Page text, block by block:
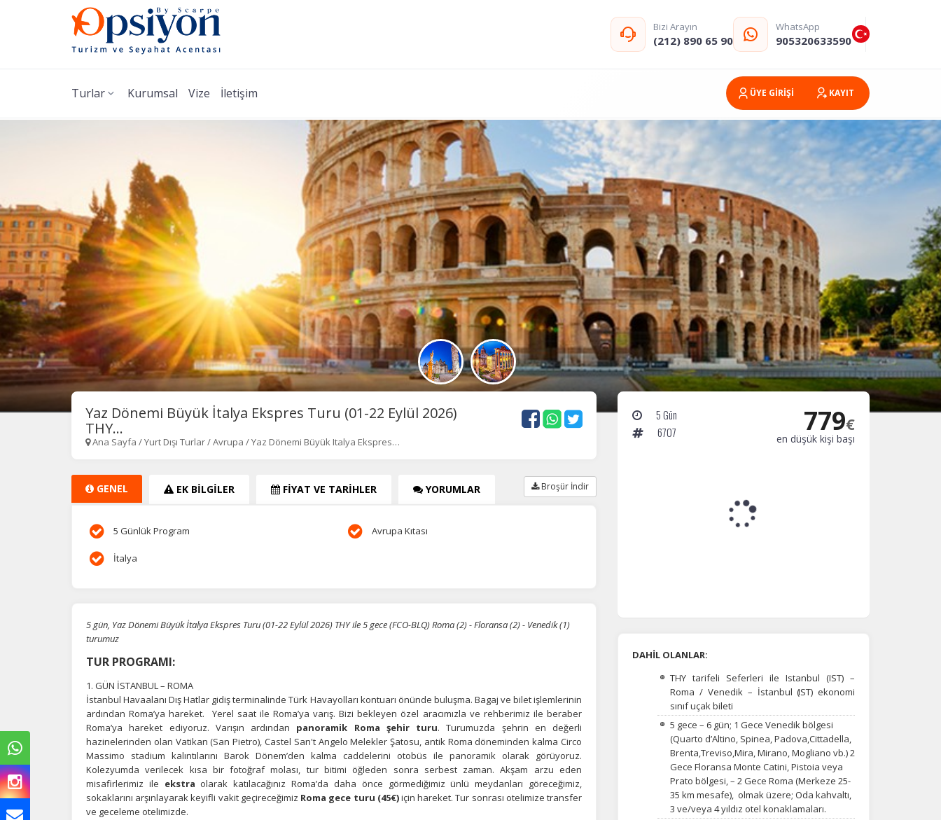
Bizi Arayın
(212) 890 65 90
WhatsApp
905320633590
Turlar Kurumsal Vize İletişim ÜYE GİRİŞİ KAYIT
Yaz Dönemi Büyük İtalya Ekspres Turu (01-22 Eylül 2026)
THY...
Ana Sayfa /Yurt Dışı Turlar/Avrupa /Yaz Dönemi Büyük Italya Ekspres…
GENEL EK BİLGİLER FİYAT VE TARİHLER YORUMLAR Broşür İndir
5 Günlük Program Avrupa Kıtası
İtalya
5 gün, Yaz Dönemi Büyük İtalya Ekspres Turu (01-22 Eylül 2026) THY ile 5 gece (FCO-BLQ) Roma (2) - Floransa (2) - Venedik (1)
turumuz
TUR PROGRAMI:
1. GÜN İSTANBUL – ROMA
İstanbul Havaalanı Dış Hatlar gidiş terminalinde Türk Havayolları kontuarı önünde buluşma. Bagaj ve bilet işlemlerinin
ardından Roma’ya hareket. Yerel saat ile Roma’ya varış. Bizi bekleyen özel aracımızla ve rehberimiz ile beraber
Roma’ya hareket ediyoruz. Varışın ardından panoramik Roma şehir turu. Turumuzda şehrin en değerli
hazinelerinden olan Vatikan (San Pietro), Castel San't Angelo Melekler Şatosu, antik Roma döneminden kalma Circo
Massimo stadium kalıntılarını Barok Dönem’den kalma caddelerini otobüs ile panoramik olarak görüyoruz.
Kolezyumda verilecek kısa bir fotoğraf molası, tur bitimi öğleden sonra serbest zaman. Akşam arzu eden
misafirlerimiz ile ekstra olarak katılacağınız Roma’da daha önce görmediğimiz ünlü meydanları göreceğimiz,
sokaklarını arşınlayarak keyifli vakit geçireceğimiz Roma gece turu (45€)için hareket.Tur sonrası otelimize transfer
ve geceleme otelimizde.
5 Gün
6707
779€
en düşük kişi başı
DAHİL OLANLAR:
THY tarifeli Seferleri ile Istanbul (IST) –
Roma / Venedik – İstanbul (IST) ekonomi
sınıf uçak bileti
5 gece – 6 gün; 1 Gece Venedik bölgesi
(Quarto d’Altino, Spinea, Padova,Cittadella,
Brenta,Treviso,Mira,Mirano,Mogliano vb.) 2
Gece Floransa Monte Catini, Pistoia veya
Prato bölgesi, – 2 Gece Roma (Merkeze 25-
35 km mesafe), olmak üzere; Oda kahvaltı,
3 ve/veya 4 yıldız otel konaklamaları.